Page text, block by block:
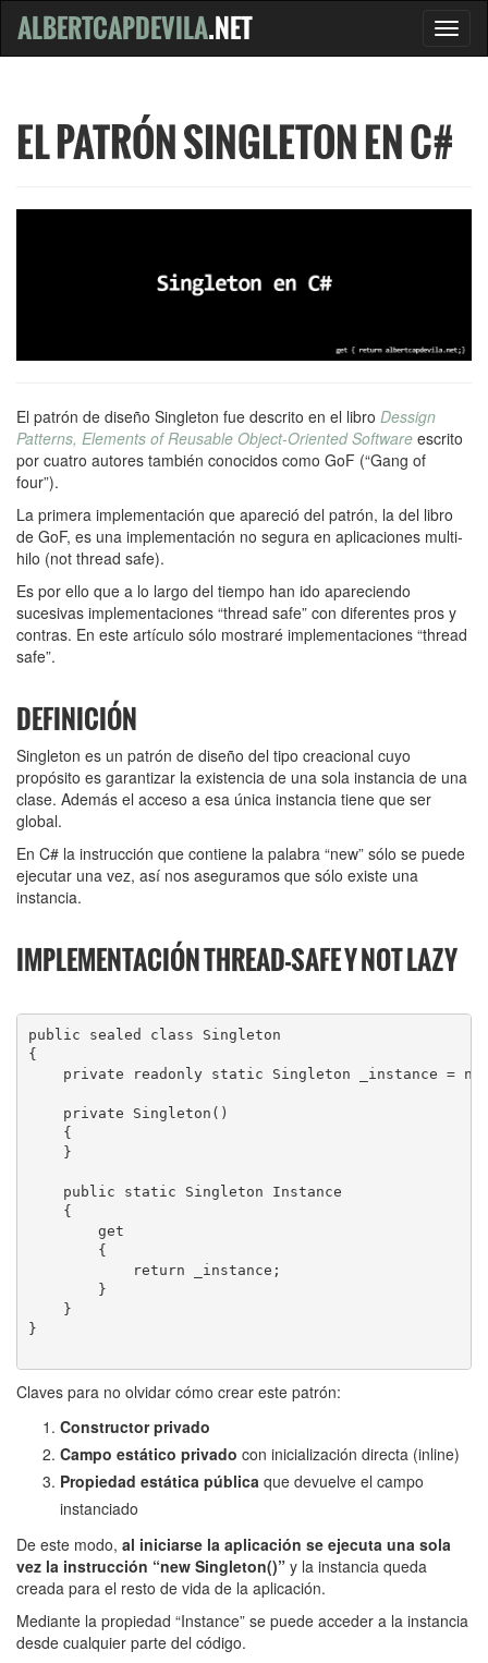
ALBERTCAPDEVILA.NET
EL PATRÓN SINGLETON EN C#
El patrón de diseño Singleton fue descrito en el libro Dessign
Patterns, Elements of Reusable Object-Oriented Software escrito
por cuatro autores también conocidos como GoF (“Gang of
four”).
La primera implementación que apareció del patrón, la del libro
de GoF, es una implementación no segura en aplicaciones multi-
hilo (not thread safe).
Es por ello que a lo largo del tiempo han ido apareciendo
sucesivas implementaciones “thread safe” con diferentes pros y
contras. En este artículo sólo mostraré implementaciones “thread
safe”.
DEFINICIÓN
Singleton es un patrón de diseño del tipo creacional cuyo
propósito es garantizar la existencia de una sola instancia de una
clase. Además el acceso a esa única instancia tiene que ser
global.
En C# la instrucción que contiene la palabra “new” sólo se puede
ejecutar una vez, así nos aseguramos que sólo existe una
instancia.
IMPLEMENTACIÓN THREAD-SAFE Y NOT LAZY
public sealed class Singleton
{
private readonly static Singleton _instance =
    private Singleton()
    {
    }
    public static Singleton Instance
    {
        get
        {
            return _instance;
        }
    }
}
Claves para no olvidar cómo crear este patrón:
Constructor privado
Campo estático privado con inicialización directa (inline)
Propiedad estática pública que devuelve el campo
instanciado
De este modo, al iniciarse la aplicación se ejecuta una sola
vez la instrucción “new Singleton()” y la instancia queda
creada para el resto de vida de la aplicación.
Mediante la propiedad “Instance” se puede acceder a la instancia
desde cualquier parte del código.